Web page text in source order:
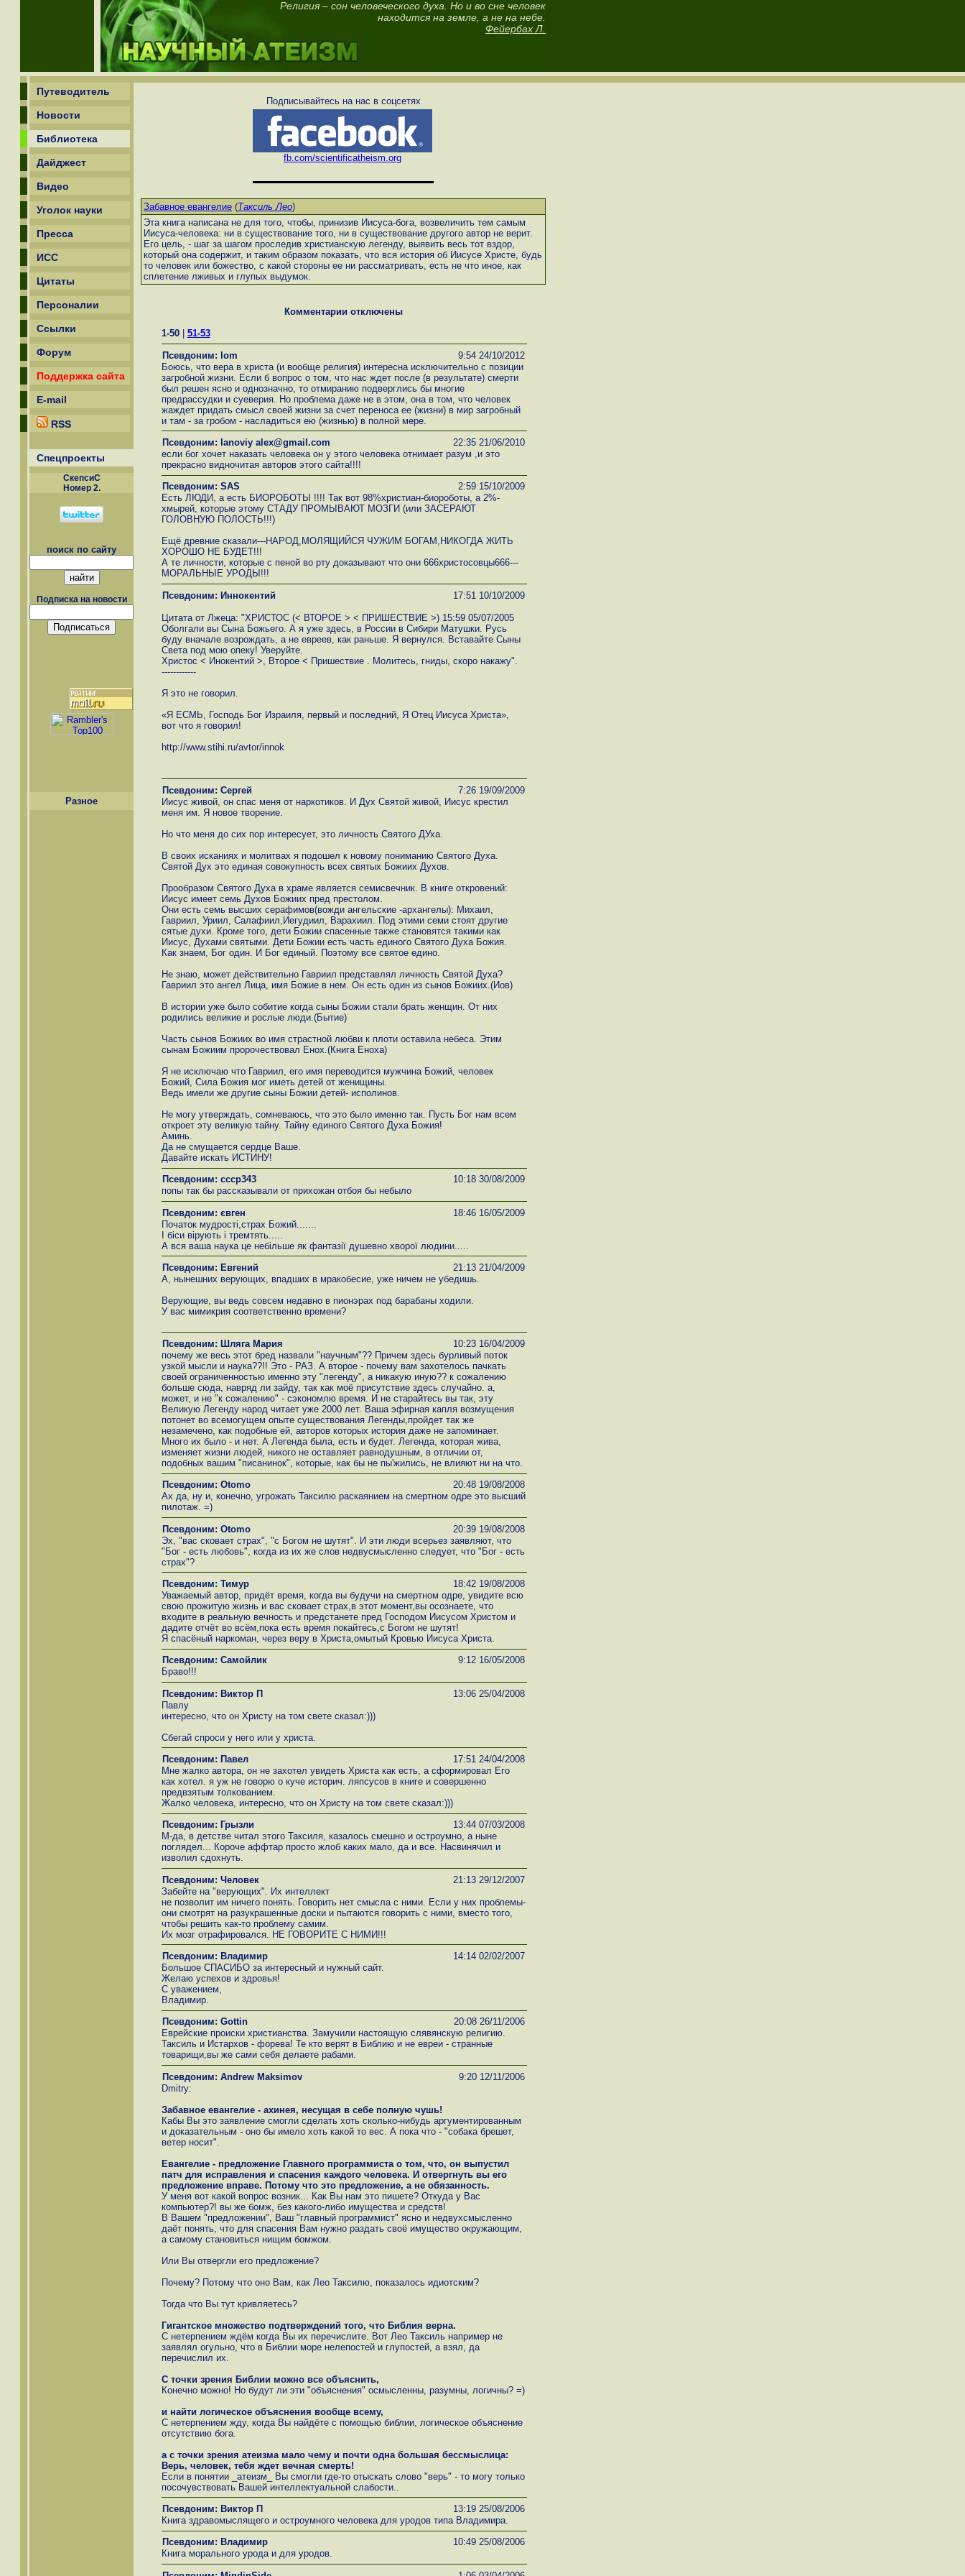
Религия – сон человеческого духа. Но и во сне человек
находится на земле, а не на небе.
Фейербах Л.
Путеводитель
Новости
Библиотека
Дайджест
Видео
Уголок науки
Пресса
ИСС
Цитаты
Персоналии
Ссылки
Форум
Поддержка сайта
E-mail
RSS
Спецпроекты
СкепсиС
Номер 2.
поиск по сайту
Подписка на новости
Разное
Подписывайтесь на нас в соцсетях
fb.com/scientificatheism.org
Забавное евангелие (Таксиль Лео)
Эта книга написана не для того, чтобы, принизив Иисуса-бога, возвеличить тем самым
Иисуса-человека: ни в существование того, ни в существование другого автор не верит.
Его цель, - шаг за шагом проследив христианскую легенду, выявить весь тот вздор,
который она содержит, и таким образом показать, что вся история об Иисусе Христе, будь
то человек или божество, с какой стороны ее ни рассматривать, есть не что иное, как
сплетение лживых и глупых выдумок.
Комментарии отключены
1-50| 51-53
Псевдоним: lom
9:54 24/10/2012
Боюсь, что вера в христа (и вообще религия) интересна исключительно с позиции
загробной жизни. Если б вопрос о том, что нас ждет после (в результате) смерти
был решен ясно и однозначно, то отмиранию подверглись бы многие
предрассудки и суеверия. Но проблема даже не в этом, она в том, что человек
жаждет придать смысл своей жизни за счет переноса ее (жизни) в мир загробный
и там - за гробом - насладиться ею (жизнью) в полной мере.
Псевдоним: lanoviy alex@gmail.com
22:35 21/06/2010
если бог хочет наказать человека он у этого человека отнимает разум ,и это
прекрасно видночитая авторов этого сайта!!!!
Псевдоним: SAS
2:59 15/10/2009
Есть ЛЮДИ, а есть БИОРОБОТЫ !!!! Так вот 98%христиан-биороботы, а 2%-
хмырей, которые этому СТАДУ ПРОМЫВАЮТ МОЗГИ (или ЗАСЕРАЮТ
ГОЛОВНУЮ ПОЛОСТЬ!!!)
Ещё древние сказали---НАРОД,МОЛЯЩИЙСЯ ЧУЖИМ БОГАМ,НИКОГДА ЖИТЬ
ХОРОШО НЕ БУДЕТ!!!
А те личности, которые с пеной во рту доказывают что они 666христосовцы666---
МОРАЛЬНЫЕ УРОДЫ!!!
Псевдоним: Иннокентий 17:51 10/10/2009
Цитата от Лжеца: "ХРИСТОС (< ВТОРОЕ > < ПРИШЕСТВИЕ >) 15:59 05/07/2005
Оболгали вы Сына Божьего. А я уже здесь, в России в Сибири Матушки. Русь
буду вначале возрождать, а не евреев, как раньше. Я вернулся. Вставайте Сыны
Света под мою опеку! Уверуйте.
Христос < Инокентий >, Второе < Пришествие . Молитесь, гниды, скоро накажу".
------------
Я это не говорил.
«Я ЕСМЬ, Господь Бог Израиля, первый и последний, Я Отец Иисуса Христа»,
вот что я говорил!
http://www.stihi.ru/avtor/innok
Псевдоним: Сергей
7:26 19/09/2009
Иисус живой, он спас меня от наркотиков. И Дух Святой живой, Иисус крестил
меня им. Я новое творение.
Но что меня до сих пор интересует, это личность Святого ДУха.
В своих исканиях и молитвах я подошел к новому пониманию Святого Духа.
Святой Дух это единая совокупность всех святых Божиих Духов.
Прообразом Святого Духа в храме является семисвечник. В книге откровений:
Иисус имеет семь Духов Божиих пред престолом.
Они есть семь высших серафимов(вожди ангельские -архангелы): Михаил,
Гавриил, Уриил, Салафиил,Иегудиил, Варахиил. Под этими семи стоят другие
сятые духи. Кроме того, дети Божии спасенные также становятся такими как
Иисус, Духами святыми. Дети Божии есть часть единого Святого Духа Божия.
Как знаем, Бог один. И Бог единый. Поэтому все святое едино.
Не знаю, может действительно Гавриил представлял личность Святой Духа?
Гавриил это ангел Лица, имя Божие в нем. Он есть один из сынов Божиих.(Иов)
В истории уже было собитие когда сыны Божии стали брать женщин. От них
родились великие и рослые люди.(Бытие)
Часть сынов Божиих во имя страстной любви к плоти оставила небеса. Этим
сынам Божиим пророчествовал Енох.(Книга Еноха)
Я не исключаю что Гавриил, его имя переводится мужчина Божий, человек
Божий, Сила Божия мог иметь детей от женищины.
Ведь имели же другие сыны Божии детей- исполинов.
Не могу утверждать, сомневаюсь, что это было именно так. Пусть Бог нам всем
откроет эту великую тайну. Тайну единого Святого Духа Божия!
Аминь.
Да не смущается сердце Ваше.
Давайте искать ИСТИНУ!
Псевдоним: cccp343
10:18 30/08/2009
попы так бы рассказывали от прихожан отбоя бы небыло
Псевдоним: євген
18:46 16/05/2009
Початок мудрості,страх Божий.......
І біси вірують і тремтять.....
А вся ваша наука це небільше як фантазії душевно хворої людини.....
Псевдоним: Евгений
21:13 21/04/2009
А, нынешних верующих, впадших в мракобесие, уже ничем не убедишь.
Верующие, вы ведь совсем недавно в пионэрах под барабаны ходили.
У вас мимикрия соответственно времени?
Псевдоним: Шляга Мария
10:23 16/04/2009
почему же весь этот бред назвали "научным"?? Причем здесь бурливый поток
узкой мысли и наука??!! Это - РАЗ. А второе - почему вам захотелось пачкать
своей ограниченностью именно эту "легенду", а никакую иную?? к сожалению
больше сюда, навряд ли зайду, так как моё присутствие здесь случайно. а,
может, и не "к сожалению" - сэкономлю время. И не старайтесь вы так, эту
Великую Легенду народ читает уже 2000 лет. Ваша эфирная капля возмущения
потонет во всемогущем опыте существования Легенды,пройдет так же
незамечено, как подобные ей, авторов которых история даже не запоминает.
Много их было - и нет. А Легенда была, есть и будет. Легенда, которая жива,
изменяет жизни людей, никого не оставляет равнодушным, в отличии от,
подобных вашим "писанинок", которые, как бы не пы'жились, не влияют ни на что.
Псевдоним: Otomo
20:48 19/08/2008
Ах да, ну и, конечно, угрожать Таксилю раскаянием на смертном одре это высший
пилотаж. =)
Псевдоним: Otomo
20:39 19/08/2008
Эх, "вас сковает страх", "с Богом не шутят". И эти люди всерьез заявляют, что
"Бог - есть любовь", когда из их же слов недвусмысленно следует, что "Бог - есть
страх"?
Псевдоним: Тимур
18:42 19/08/2008
Уважаемый автор, придёт время, когда вы будучи на смертном одре, увидите всю
свою прожитую жизнь и вас сковает страх,в этот момент,вы осознаете, что
входите в реальную вечность и предстанете пред Господом Иисусом Христом и
дадите отчёт во всём,пока есть время покайтесь,с Богом не шутят!
Я спасёный наркоман, через веру в Христа,омытый Кровью Иисуса Христа.
Псевдоним: Самойлик
9:12 16/05/2008
Браво!!!
Псевдоним: Виктор П
13:06 25/04/2008
Павлу
интересно, что он Христу на том свете сказал:)))
Сбегай спроси у него или у христа.
Псевдоним: Павел
17:51 24/04/2008
Мне жалко автора, он не захотел увидеть Христа как есть, а сформировал Его
как хотел. я уж не говорю о куче историч. ляпсусов в книге и совершенно
предвзятым толкованием.
Жалко человека, интересно, что он Христу на том свете сказал:)))
Псевдоним: Грызли
13:44 07/03/2008
М-да, в детстве читал этого Таксиля, казалось смешно и остроумно, а ныне
поглядел... Короче аффтар просто жлоб каких мало, да и все. Насвинячил и
изволил сдохнуть.
Псевдоним: Человек
21:13 29/12/2007
Забейте на "верующих". Их интеллект
не позволит им ничего понять. Говорить нет смысла с ними. Если у них проблемы-
они смотрят на разукрашенные доски и пытаются говорить с ними, вместо того,
чтобы решить как-то проблему самим.
Их мозг отрафировался. НЕ ГОВОРИТЕ С НИМИ!!!
Псевдоним: Владимир
14:14 02/02/2007
Большое СПАСИБО за интересный и нужный сайт.
Желаю успехов и здровья!
С уважением,
Владимир.
Псевдоним: Gottin
20:08 26/11/2006
Еврейские происки христианства. Замучили настоящую слявянскую религию.
Таксиль и Истархов - форева! Те кто верят в Библию и не евреи - странные
товарищи,вы же сами себя делаете рабами.
Псевдоним: Andrew Maksimov
9:20 12/11/2006
Dmitry:
Забавное евангелие - ахинея, несущая в себе полную чушь!
Кабы Вы это заявление смогли сделать хоть сколько-нибудь аргументированным
и доказательным - оно бы имело хоть какой то вес. А пока что - "собака брешет,
ветер носит".
Евангелие - предложение Главного программиста о том, что, он выпустил
патч для исправления и спасения каждого человека. И отвергнуть вы его
предложение вправе. Потому что это предложение, а не обязанность.
У меня вот какой вопрос возник... Как Вы нам это пишете? Откуда у Вас
компьютер?! вы же бомж, без какого-либо имущества и средств!
В Вашем "предложении", Ваш "главный программист" ясно и недвухсмысленно
даёт понять, что для спасения Вам нужно раздать своё имущество окружающим,
а самому становиться нищим бомжом.
Или Вы отвергли его предложение?
Почему? Потому что оно Вам, как Лео Таксилю, показалось идиотским?
Тогда что Вы тут кривляетесь?
Гигантское множество подтверждений того, что Библия верна.
С нетерпением ждём когда Вы их перечислите. Вот Лео Таксиль например не
заявлял огульно, что в Библии море нелепостей и глупостей, а взял, да
перечислил их.
С точки зрения Библии можно все объяснить,
Конечно можно! Но будут ли эти "объяснения" осмысленны, разумны, логичны? =)
и найти логическое объяснения вообще всему,
С нетерпением жду, когда Вы найдёте с помощью библии, логическое объяснение
отсутствию бога.
а с точки зрения атеизма мало чему и почти одна большая бессмыслица:
Верь, человек, тебя ждет вечная смерть!
Если в понятии _атеизм_ Вы смогли где-то отыскать слово "верь" - то могу только
посочувствовать Вашей интеллектуальной слабости..
Псевдоним: Виктор П
13:19 25/08/2006
Книга здравомыслящего и остроумного человека для уродов типа Владимира.
Псевдоним: Владимир
10:49 25/08/2006
Книга морального урода и для уродов.